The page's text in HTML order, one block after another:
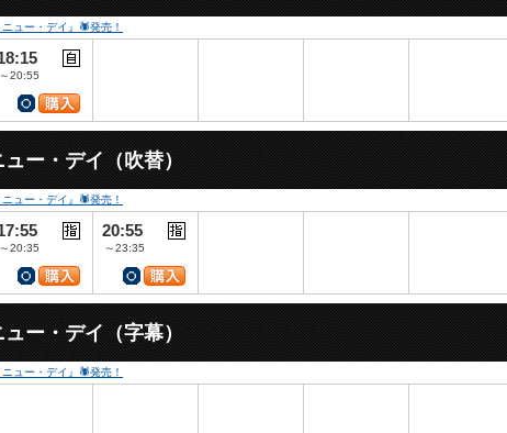
ュー・デイ』🕷発売！
～20:55
ー・デイ（吹替）
ュー・デイ』🕷発売！
～20:35
20:55
～23:35
ー・デイ（字幕）
ュー・デイ』🕷発売！